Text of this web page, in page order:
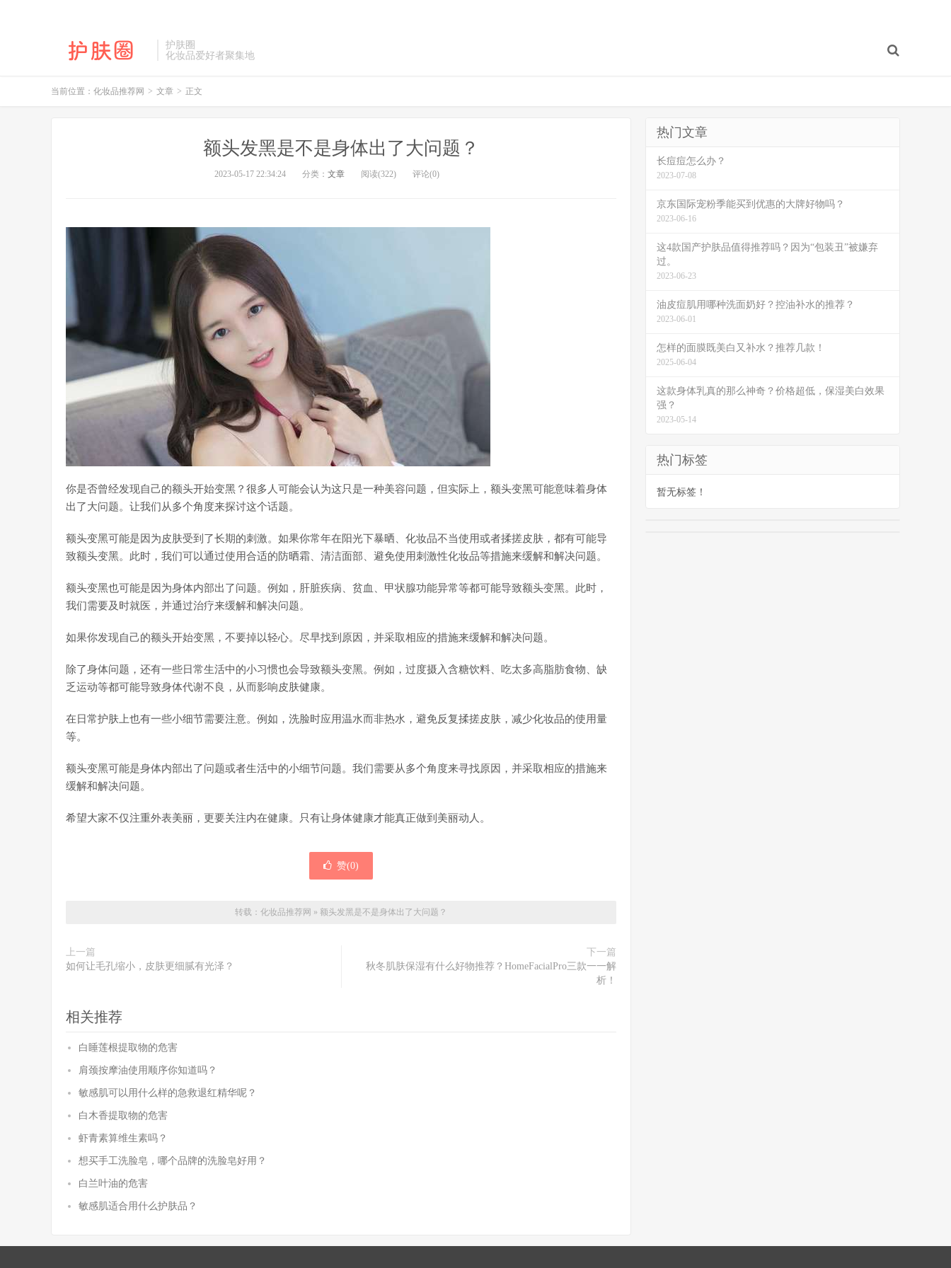
护肤圈
化妆品爱好者聚集地
当前位置： 化妆品推荐网 > 文章 > 正文
额头发黑是不是身体出了大问题？
2023-05-17 22:34:24 分类： 文章 阅读(322) 评论(0)
你是否曾经发现自己的额头开始变黑？很多人可能会认为这只是一种美容问题，但实际上，额头变黑可能意味着身体
出了大问题。让我们从多个角度来探讨这个话题。
额头变黑可能是因为皮肤受到了长期的刺激。如果你常年在阳光下暴晒、化妆品不当使用或者揉搓皮肤，都有可能导
致额头变黑。此时，我们可以通过使用合适的防晒霜、清洁面部、避免使用刺激性化妆品等措施来缓解和解决问题。
额头变黑也可能是因为身体内部出了问题。例如，肝脏疾病、贫血、甲状腺功能异常等都可能导致额头变黑。此时，
我们需要及时就医，并通过治疗来缓解和解决问题。
如果你发现自己的额头开始变黑，不要掉以轻心。尽早找到原因，并采取相应的措施来缓解和解决问题。
除了身体问题，还有一些日常生活中的小习惯也会导致额头变黑。例如，过度摄入含糖饮料、吃太多高脂肪食物、缺
乏运动等都可能导致身体代谢不良，从而影响皮肤健康。
在日常护肤上也有一些小细节需要注意。例如，洗脸时应用温水而非热水，避免反复揉搓皮肤，减少化妆品的使用量
等。
额头变黑可能是身体内部出了问题或者生活中的小细节问题。我们需要从多个角度来寻找原因，并采取相应的措施来
缓解和解决问题。
希望大家不仅注重外表美丽，更要关注内在健康。只有让身体健康才能真正做到美丽动人。
赞(0)
转载： 化妆品推荐网 » 额头发黑是不是身体出了大问题？
上一篇
如何让毛孔缩小，皮肤更细腻有光泽？
下一篇
秋冬肌肤保湿有什么好物推荐？HomeFacialPro三款一一解
析！
相关推荐
白睡莲根提取物的危害
肩颈按摩油使用顺序你知道吗？
敏感肌可以用什么样的急救退红精华呢？
白木香提取物的危害
虾青素算维生素吗？
想买手工洗脸皂，哪个品牌的洗脸皂好用？
白兰叶油的危害
敏感肌适合用什么护肤品？
热门文章
长痘痘怎么办？
2023-07-08
京东国际宠粉季能买到优惠的大牌好物吗？
2023-06-16
这4款国产护肤品值得推荐吗？因为“包装丑”被嫌弃
过。
2023-06-23
油皮痘肌用哪种洗面奶好？控油补水的推荐？
2023-06-01
怎样的面膜既美白又补水？推荐几款！
2025-06-04
这款身体乳真的那么神奇？价格超低，保湿美白效果
强？
2023-05-14
热门标签
暂无标签！